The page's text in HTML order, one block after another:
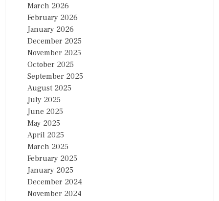
March 2026
February 2026
January 2026
December 2025
November 2025
October 2025
September 2025
August 2025
July 2025
June 2025
May 2025
April 2025
March 2025
February 2025
January 2025
December 2024
November 2024